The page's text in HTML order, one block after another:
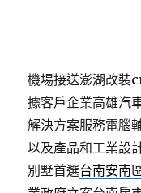
機場接送澎湖改裝
據客戶企業高雄汽
解決方案服務電腦
以及產品和工業設
別墅首選台南安南